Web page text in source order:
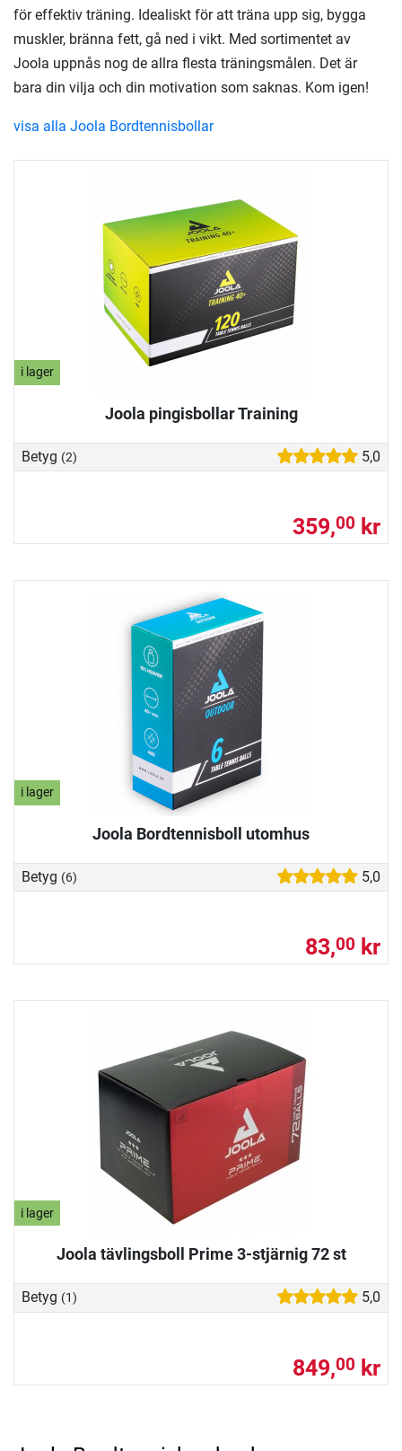
i lager
Joola pingisbollar Training
Betyg (2) 5,0
359,00 kr
i lager
Joola Bordtennisboll utomhus
Betyg (6) 5,0
83,00 kr
i lager
Joola tävlingsboll Prime 3-stjärnig 72 st
Betyg (1) 5,0
849,00 kr
för effektiv träning. Idealiskt för att träna upp sig, bygga
muskler, bränna fett, gå ned i vikt. Med sortimentet av
Joola uppnås nog de allra flesta träningsmålen. Det är
bara din vilja och din motivation som saknas. Kom igen!
visa alla Joola Bordtennisbollar